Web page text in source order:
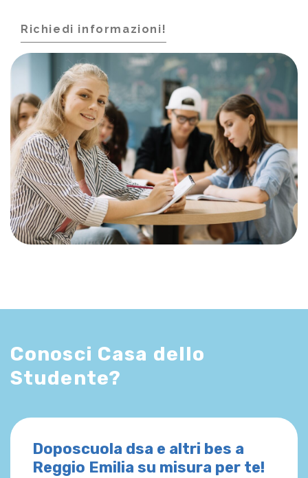
Richiedi informazioni!
Conosci Casa dello
Studente?
Doposcuola dsa e altri bes a
Reggio Emilia su misura per te!